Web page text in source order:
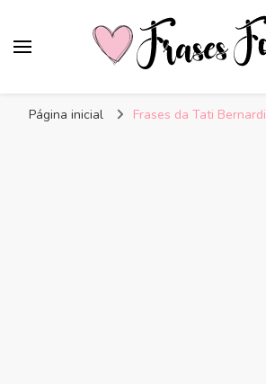
Página inicial Frases da Tati Bernardi